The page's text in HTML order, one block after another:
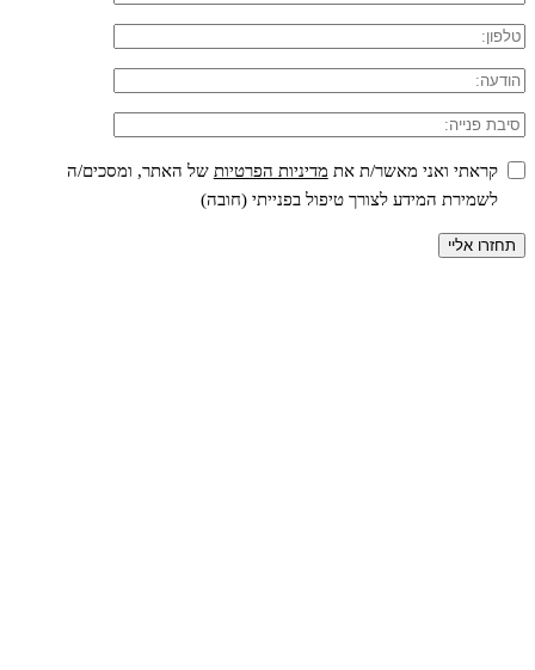
קראתי ואני מאשר/ת את מדיניות הפרטיות של האתר, ומסכים/ה
לשמירת המידע לצורך טיפול בפנייתי (חובה)